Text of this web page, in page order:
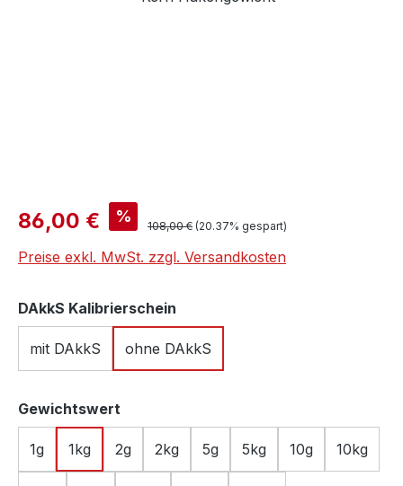
Verkaufspreis:
86,00 € % Regulärer Preis:
108,00 € (20.37% gespart)
Preise exkl. MwSt. zzgl. Versandkosten
DAkkS Kalibrierschein
mit DAkkS ohne DAkkS
Gewichtswert
1g 1kg 2g 2kg 5g 5kg 10g 10kg